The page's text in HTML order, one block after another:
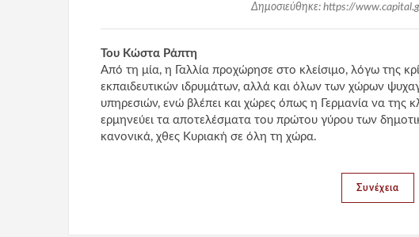
Δημοσιεύθηκε: https://
Του Κώστα Ράπτη
Από τη μία, η Γαλλία προχώρησε στο κλείσιμο, λόγω της
εκπαιδευτικών ιδρυμάτων, αλλά και όλων των χώρων
υπηρεσιών, ενώ βλέπει και χώρες όπως η Γερμανία να της
ερμηνεύει τα αποτελέσματα του πρώτου γύρου των
κανονικά, χθες Κυριακή σε όλη τη χώρα.
Συνέχεια